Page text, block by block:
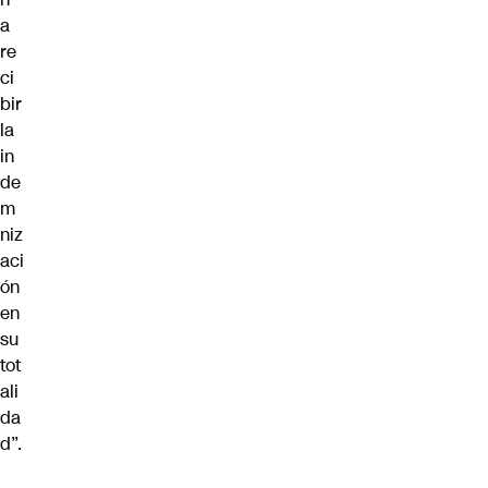
a
re
ci
bir
la
in
de
m
niz
aci
ón
en
su
tot
ali
da
d”.